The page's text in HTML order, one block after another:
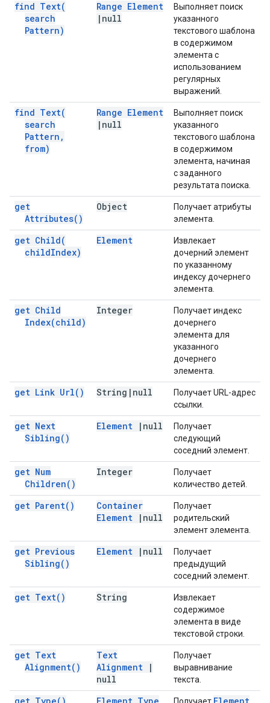
find Text(
search
Pattern)
Range Element
| null
Выполняет поиск
указанного
текстового шаблона
в содержимом
элемента с
использованием
регулярных
выражений.
find Text(
search
Pattern ,
from)
Range Element
| null
Выполняет поиск
указанного
текстового шаблона
в содержимом
элемента, начиная
с заданного
результата поиска.
get
Attributes( )
Object
Получает атрибуты
элемента.
get Child(
childIndex)
Element
Извлекает
дочерний элемент
по указанному
индексу дочернего
элемента.
get Child
Index(child)
Integer
Получает индекс
дочернего
элемента для
указанного
дочернего
элемента.
get Link Url( ) String | null
Получает URL-адрес
ссылки.
get Next
Sibling( )
Element | null
Получает
следующий
соседний элемент.
get Num
Children( )
Integer
Получает
количество детей.
get Parent( )
Container
Element
| null
Получает
родительский
элемент элемента.
get Previous
Sibling( )
Element | null
Получает
предыдущий
соседний элемент.
get Text( ) String
Извлекает
содержимое
элемента в виде
текстовой строки.
get Text
Alignment( )
Text
Alignment
|
null
Получает
выравнивание
текста.